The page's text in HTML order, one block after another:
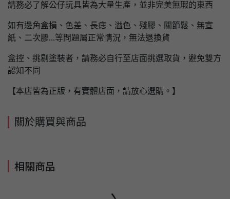
請務必了解公仔玩具皆為大量生產，並非完美無瑕的東西
如有邊角盒損、色差、長痣、溢色、殘膠、關節鬆、無宣
紙、二次膠...等問題屬正常情況，無法退換貨
盒控、挑剔塗裝者，請務必自行至店面挑選取貨，避免雙方
認知不同
【本店皆為正版，有實體店面，請放心選購。】
關於購買與商品
相關商品